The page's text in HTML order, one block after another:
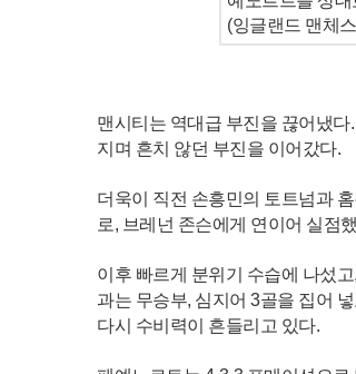
(잉글랜드 맨체
맨시티는 역대급 부진을 끊어냈
지며 흔치 않던 부진을 이어갔다.
더욱이 직전 손흥민의 토트넘과
로, 브레넌 존슨에게 연이어 실점
이후 빠르게 분위기 수습에 나섰
과는 무승부, 심지어 3골을 집어
다시 수비력이 흔들리고 있다.